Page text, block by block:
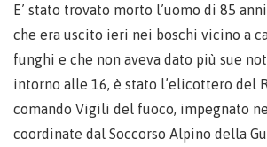
E’ stato trovato morto l’uomo di 85
che era uscito ieri nei boschi vicino a
funghi e che non aveva dato più sue
intorno alle 16, è stato l’elicottero del
comando Vigili del fuoco, impegnato
coordinate dal Soccorso Alpino della